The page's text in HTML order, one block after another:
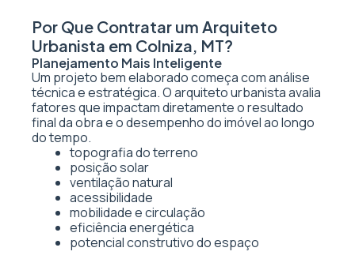
Por Que Contratar um Arquiteto
Urbanista em Colniza, MT?
Planejamento Mais Inteligente
Um projeto bem elaborado começa com análise
técnica e estratégica. O arquiteto urbanista avalia
fatores que impactam diretamente o resultado
final da obra e o desempenho do imóvel ao longo
do tempo.
topografia do terreno
posição solar
ventilação natural
acessibilidade
mobilidade e circulação
eficiência energética
potencial construtivo do espaço